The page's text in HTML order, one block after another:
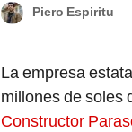
Piero Espiritu
La empresa
millones de soles
Constructor